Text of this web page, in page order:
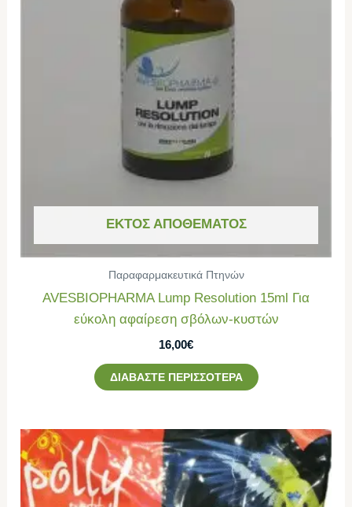
ΕΚΤΌΣ ΑΠΟΘΈΜΑΤΟΣ
Παραφαρμακευτικά Πτηνών
AVESBIOPHARMA Lump Resolution 15ml Για
εύκολη αφαίρεση σβόλων-κυστών
16,00€
ΔΙΑΒΆΣΤΕ ΠΕΡΙΣΣΌΤΕΡΑ